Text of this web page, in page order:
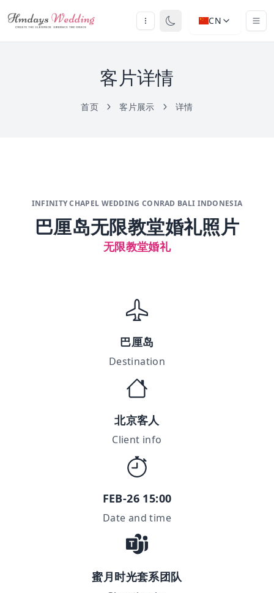
CN
客片详情
首页 客片展示 详情
INFINITY CHAPEL WEDDING CONRAD BALI INDONESIA
巴厘岛无限教堂婚礼照片
无限教堂婚礼
巴厘岛
Destination
北京客人
Client info
FEB-26 15:00
Date and time
蜜月时光套系团队